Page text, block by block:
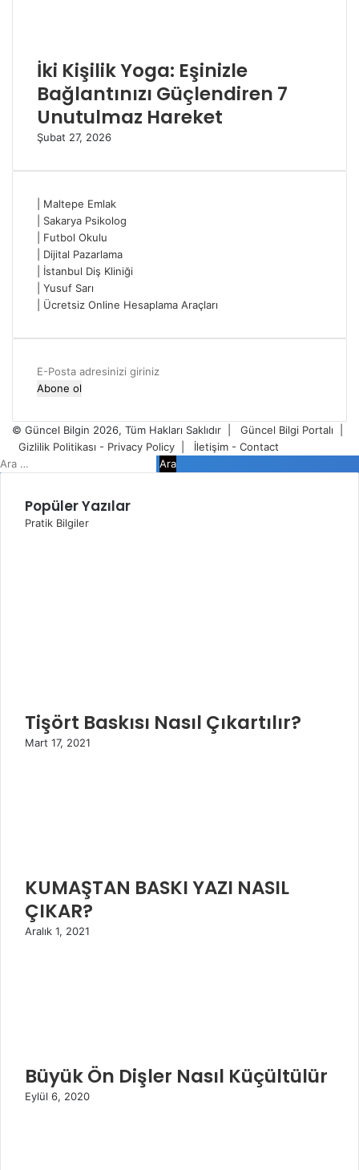
İki Kişilik Yoga: Eşinizle
Bağlantınızı Güçlendiren 7
Unutulmaz Hareket
Şubat 27, 2026
Maltepe Emlak
Sakarya Psikolog
Futbol Okulu
Dijital Pazarlama
İstanbul Diş Kliniği
Yusuf Sarı
Ücretsiz Online Hesaplama Araçları
E-
Posta
giriniz
© Güncel Bilgin 2026, Tüm Hakları Saklıdır | Güncel Bilgi Portalı
Gizlilik Politikası - Privacy Policy
İletişim - Contact
Facebook
Twitter
WhatsApp
Telegram
Viber
Kapalı
Arama:
Popüler Yazılar
Pratik Bilgiler
Tişört Baskısı Nasıl Çıkartılır?
Mart 17, 2021
KUMAŞTAN BASKI YAZI NASIL
ÇIKAR?
Aralık 1, 2021
Büyük Ön Dişler Nasıl Küçültülür
Eylül 6, 2020